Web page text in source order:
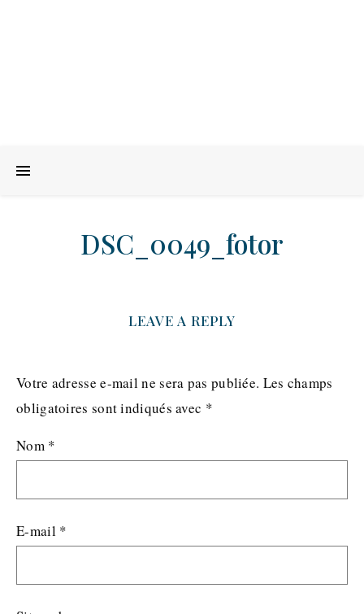
DSC_0049_fotor
LEAVE A REPLY
Votre adresse e-mail ne sera pas publiée. Les champs
obligatoires sont indiqués avec *
Nom *
E-mail *